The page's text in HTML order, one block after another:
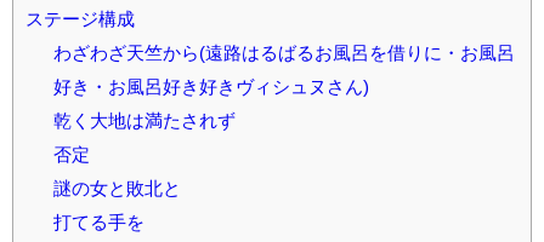
ステージ構成
わざわざ天竺から(遠路はるばるお風呂を借りに・お風呂
好き・お風呂好き好きヴィシュヌさん)
乾く大地は満たされず
否定
謎の女と敗北と
打てる手を